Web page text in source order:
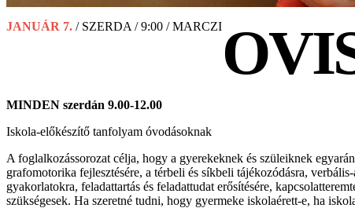
JANUÁR 7. / SZERDA / 9:00 / MARCZI
MINDEN szerdán 9.00-12.00
Iskola-előkészítő tanfolyam óvodásoknak
A foglalkozássorozat célja, hogy a gyerekeknek és szüleiknek
grafomotorika fejlesztésére, a térbeli és síkbeli tájékozódásra,
gyakorlatokra, feladattartás és feladattudat erősítésére,
szükségesek. Ha szeretné tudni, hogy gyermeke iskolaérett-e, ha